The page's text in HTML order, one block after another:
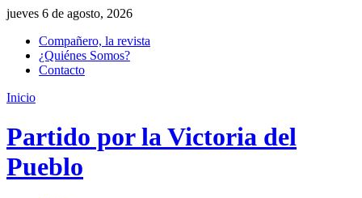
jueves 6 de agosto, 2026
Compañero, la revista
¿Quiénes Somos?
Contacto
Inicio
Partido por la Victoria del
Pueblo